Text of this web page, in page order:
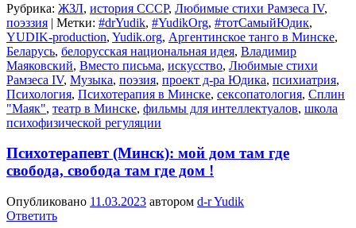
Рубрика: ЖЗЛ, история СССР, Любимые стихи Рамзеса IV,
поэззия | Метки: #‎drYudik, #YudikOrg, #тотСамыйЮдик,
YUDIK-production, Yudik.org, Аргентинское танго в Минске,
Беларусь, белорусская национальная идея, Владимир
Маяковский, Вместо письма, искусство, Любимые стихи
Рамзеса IV, Музыка, поэзия, проект д-ра Юдика, психиатрия,
Психология, Психотерапия в Минске, сексопатология, Сплин
"Маяк", театр в Минске, фильмы для интеллектуалов, школа
психофизической регуляции
Психотерапевт (Минск): мой дом там где
свобода, свобода там где дом !
Опубликовано 11.03.2023 автором d-r Yudik
Ответить